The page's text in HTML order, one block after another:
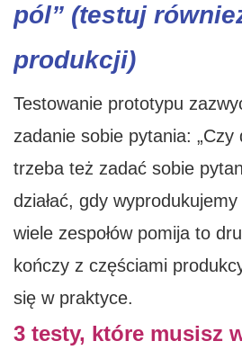
pól” (testuj
produkcji)
Testowanie prototypu
zadanie sobie pytania: „Czy
trzeba też zadać sobie
działać, gdy
wiele zespołów pomija to
kończy z częściami
się w praktyce.
3 testy, które musisz